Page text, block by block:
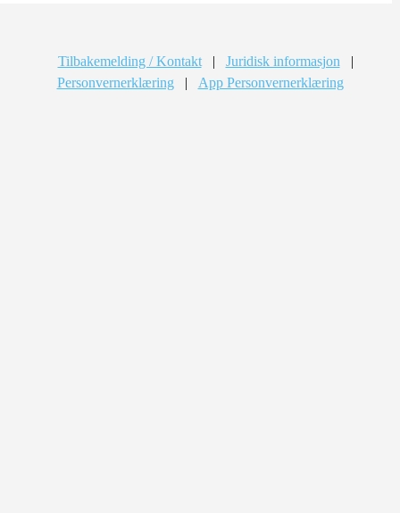
Tilbakemelding / Kontakt | Juridisk informasjon
|
Personvernerklæring
| App Personvernerklæring